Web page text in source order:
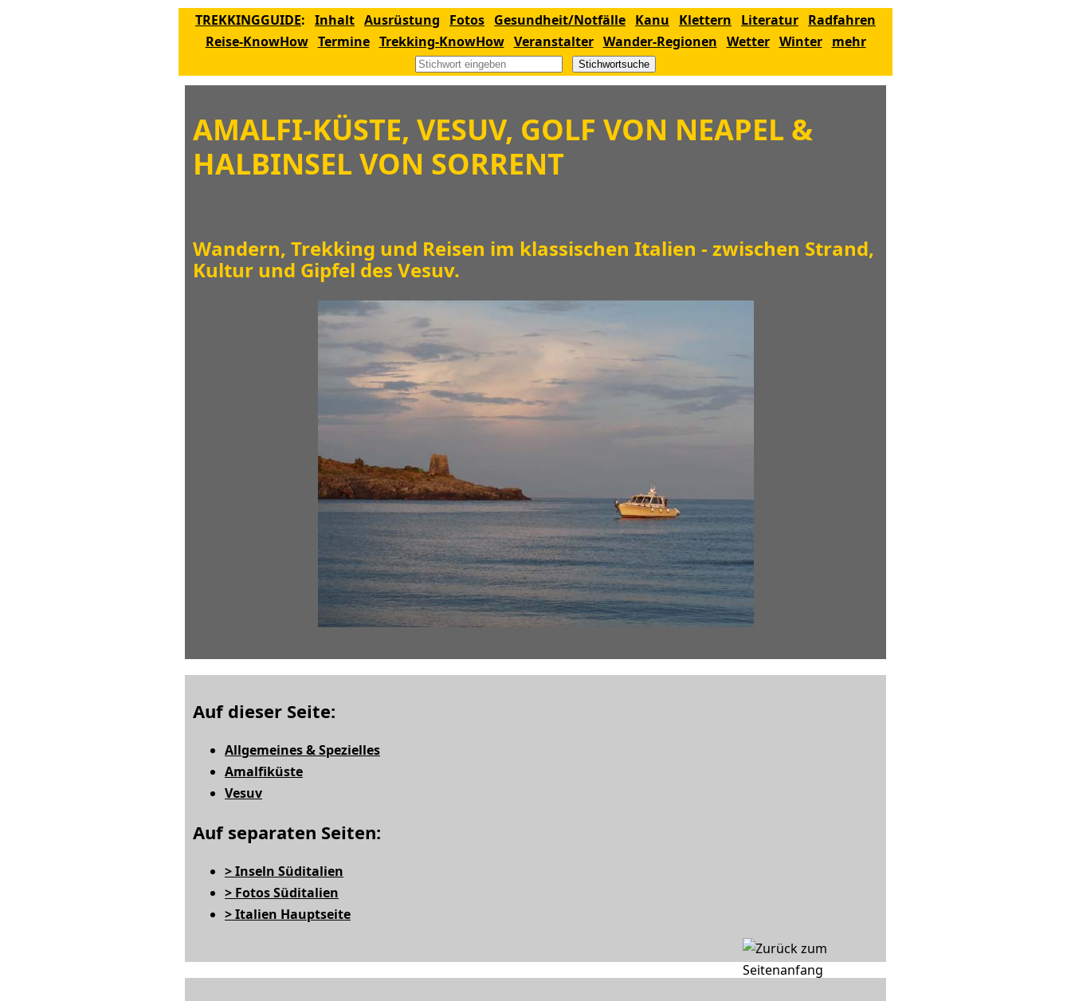
TREKKINGGUIDE: Inhalt Ausrüstung Fotos Gesundheit/Notfälle Kanu Klettern Literatur Radfahren
Reise-KnowHow Termine Trekking-KnowHow Veranstalter Wander-Regionen Wetter Winter mehr
Stichwortsuche
AMALFI-KÜSTE, VESUV, GOLF VON NEAPEL &
HALBINSEL VON SORRENT
Wandern, Trekking und Reisen im klassischen Italien - zwischen Strand,
Kultur und Gipfel des Vesuv.
Auf dieser Seite:
Allgemeines & Spezielles
Amalfiküste
Vesuv
Auf separaten Seiten:
> Inseln Süditalien
> Fotos Süditalien
> Italien Hauptseite